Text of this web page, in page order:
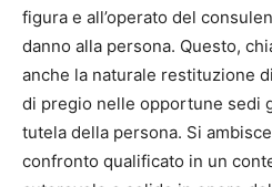
figura e all’operato del
danno alla persona. Questo,
anche la naturale restituzione
di pregio nelle opportune sedi
tutela della persona. Si
confronto qualificato in un